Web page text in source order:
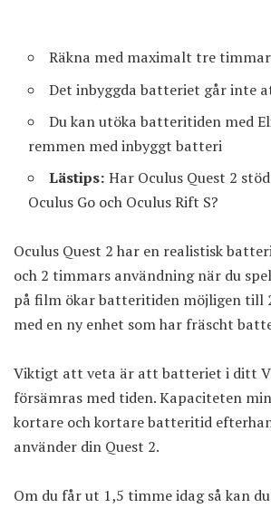
Räkna med maximalt tre
Det inbyggda batteriet går inte
Du kan utöka batteritiden med
remmen med inbyggt batteri
Lästips: Har Oculus Quest 2
Oculus Go och Oculus Rift S?
Oculus Quest 2 har en realistisk
och 2 timmars användning när du
på film ökar batteritiden möjligen till
med en ny enhet som har fräscht
Viktigt att veta är att batteriet i ditt
försämras med tiden. Kapaciteten
kortare och kortare batteritid
använder din Quest 2.
Om du får ut 1,5 timme idag så kan